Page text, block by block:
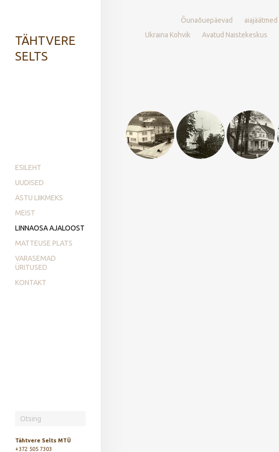
TÄHTVERE
SELTS
ESILEHT
UUDISED
ASTU LIIKMEKS
MEIST
LINNAOSA AJALOOST
MATTEUSE PLATS
VARASEMAD
ÜRITUSED
KONTAKT
Õunaõuepäevad aiajäätmed
Ukraina Kohvik
Avatud Naistekeskus
Tähtvere Selts MTÜ
+372 505 7303